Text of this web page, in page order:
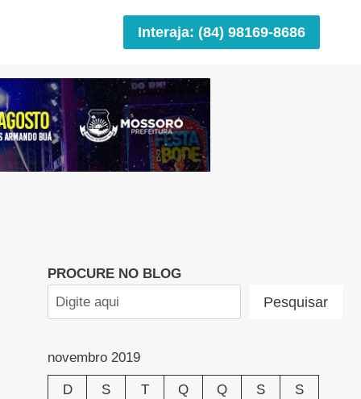
Interaja: (84) 98169-8686
PROCURE NO BLOG
Pesquisar
novembro 2019
D S T Q Q S S